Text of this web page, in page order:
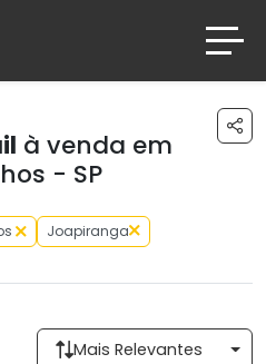
à venda em
- SP
Joapiranga
Mais Relevantes